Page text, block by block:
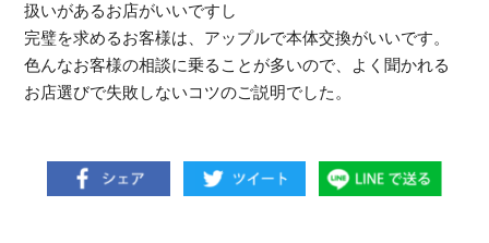
扱いがあるお店がいいですし
完璧を求めるお客様は、アップルで本体交換がいいです。
色んなお客様の相談に乗ることが多いので、よく聞かれる
お店選びで失敗しないコツのご説明でした。